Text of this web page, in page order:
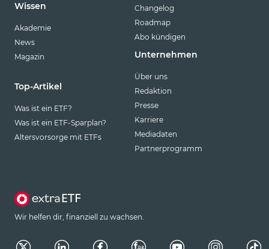
Wissen
Akademie
News
Magazin
Top-Artikel
Was ist ein ETF?
Was ist ein ETF-Sparplan?
Altersvorsorge mit ETFs
Changelog
Roadmap
Abo kündigen
Unternehmen
Über uns
Redaktion
Presse
Karriere
Mediadaten
Partnerprogramm
Wir helfen dir, finanziell zu wachsen.